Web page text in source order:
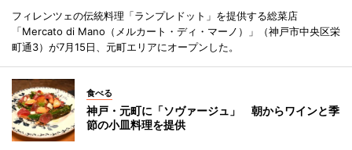
フィレンツェの伝統料理「ランプレドット」を提供する総菜店
「Mercato di Mano（メルカート・ディ・マーノ）」（神戸市中央区栄
町通3）が7月15日、元町エリアにオープンした。
食べる
神戸・元町に「ソヴァージュ」 朝からワインと季
節の小皿料理を提供